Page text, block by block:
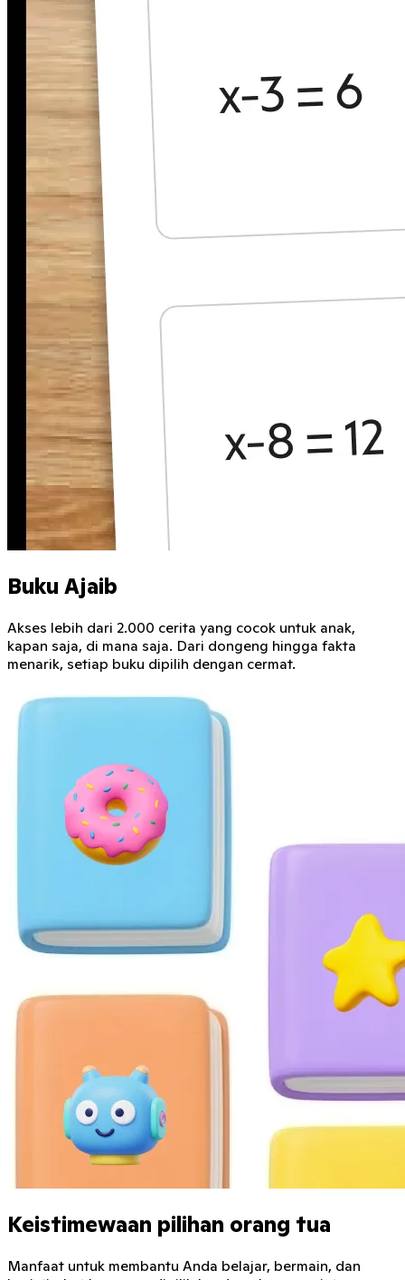
Buku Ajaib
Akses lebih dari 2.000 cerita yang cocok untuk anak,
kapan saja, di mana saja. Dari dongeng hingga fakta
menarik, setiap buku dipilih dengan cermat.
Keistimewaan pilihan orang tua
Manfaat untuk membantu Anda belajar, bermain, dan